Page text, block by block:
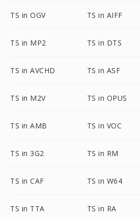
TS in OGV TS in AIFF
TS in MP2 TS in DTS
TS in AVCHD TS in ASF
TS in M2V TS in OPUS
TS in AMB TS in VOC
TS in 3G2 TS in RM
TS in CAF TS in W64
TS in TTA TS in RA